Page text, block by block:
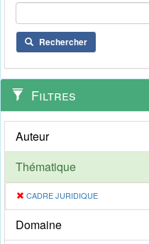
Rechercher
Filtres
Auteur
Thématique
CADRE JURIDIQUE
Domaine